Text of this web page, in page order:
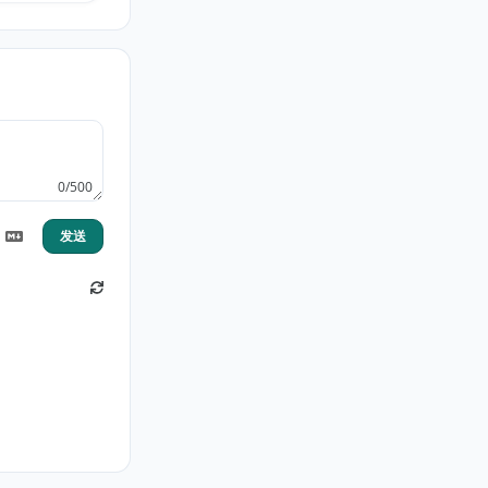
0/500
发送